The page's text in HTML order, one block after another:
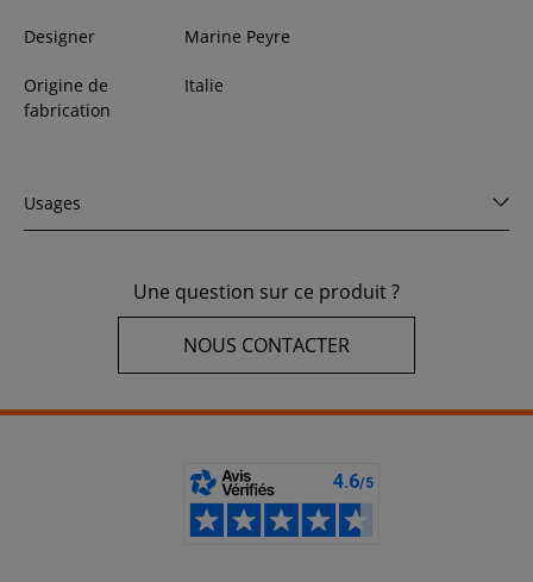
Designer Marine Peyre
Origine de
fabrication
Italie
Usages
Une question sur ce produit ?
NOUS CONTACTER